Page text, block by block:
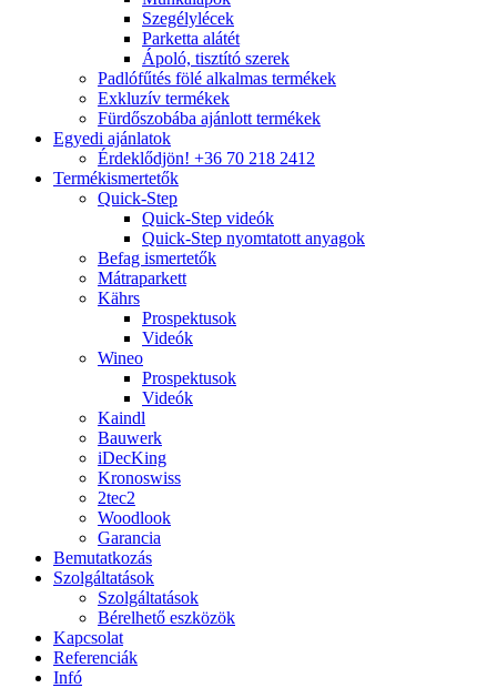
Szegélylécek
Parketta alátét
Ápoló, tisztító szerek
Padlófűtés fölé alkalmas termékek
Exkluzív termékek
Fürdőszobába ajánlott termékek
Egyedi ajánlatok
Érdeklődjön! +36 70 218 2412
Termékismertetők
Quick-Step
Quick-Step videók
Quick-Step nyomtatott anyagok
Befag ismertetők
Mátraparkett
Kährs
Prospektusok
Videók
Wineo
Prospektusok
Videók
Kaindl
Bauwerk
iDecKing
Kronoswiss
2tec2
Woodlook
Garancia
Bemutatkozás
Szolgáltatások
Szolgáltatások
Bérelhető eszközök
Kapcsolat
Referenciák
Infó